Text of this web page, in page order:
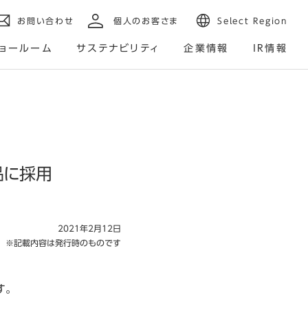
お問い合わせ 個人のお客さま Select Region
ールーム サステナビリティ 企業情報 IR情報
採用
2021年2月12日
※記載内容は発行時のものです